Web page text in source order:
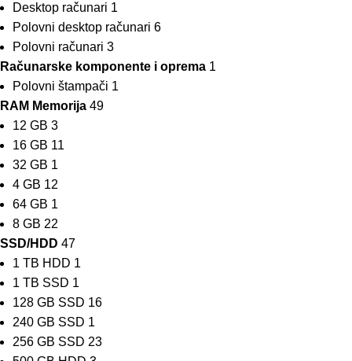
Desktop računari 1
Polovni desktop računari 6
Polovni računari 3
Računarske komponente i oprema 1
Polovni štampači 1
RAM Memorija 49
12 GB 3
16 GB 11
32 GB 1
4 GB 12
64 GB 1
8 GB 22
SSD/HDD 47
1 TB HDD 1
1 TB SSD 1
128 GB SSD 16
240 GB SSD 1
256 GB SSD 23